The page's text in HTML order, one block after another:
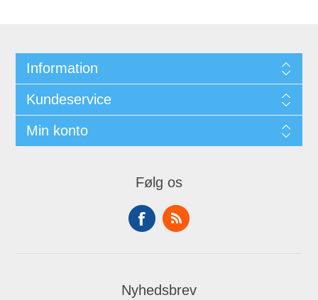
Information
Kundeservice
Min konto
Følg os
Nyhedsbrev